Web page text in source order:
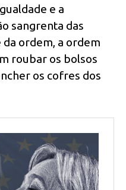
e a
sangrenta das
ordem, a ordem
roubar os bolsos
os cofres dos